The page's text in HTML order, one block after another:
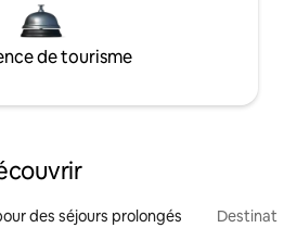
de tourisme
des séjours prolongés